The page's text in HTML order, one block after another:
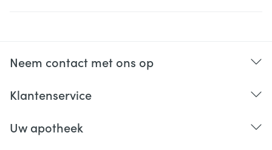
Neem contact met ons op
Klantenservice
Uw apotheek